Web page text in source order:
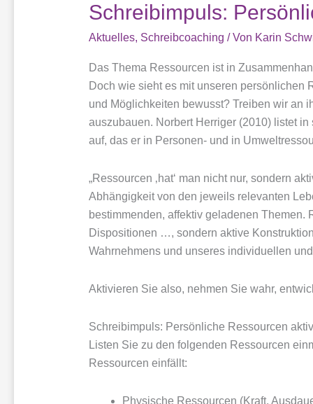
Schreibimpuls:
Aktuelles, Schreibcoaching / Von Karin
Das Thema Ressourcen ist in
Doch wie sieht es mit unseren persönlichen
und Möglichkeiten bewusst? Treiben wir an
auszubauen. Norbert Herriger (2010) listet
auf, das er in Personen- und in
„Ressourcen ‚hat‘ man nicht nur, sondern
Abhängigkeit von den jeweils relevanten
bestimmenden, affektiv geladenen
Dispositionen …, sondern aktive
Wahrnehmens und unseres individuellen
Aktivieren Sie also, nehmen Sie wahr,
Schreibimpuls: Persönliche Ressourcen
Listen Sie zu den folgenden Ressourcen
Ressourcen einfällt:
Physische Ressourcen (Kraft,